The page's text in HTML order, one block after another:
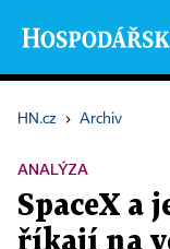
HN.cz › Archiv
ANALÝZA
SpaceX a
říkají na